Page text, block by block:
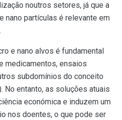
noutros setores, já que a
nano partículas é relevante em
e nano alvos é fundamental
medicamentos, ensaios
subdomínios do conceito
No entanto, as soluções atuais
económica e induzem um
nos doentes, o que pode ser